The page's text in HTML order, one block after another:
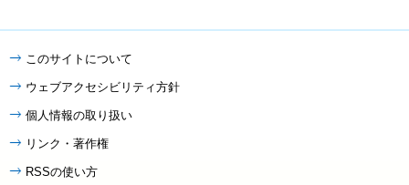
このサイトについて
ウェブアクセシビリティ方針
個人情報の取り扱い
リンク・著作権
RSSの使い方